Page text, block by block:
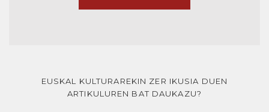
EUSKAL KULTURAREKIN ZER IKUSIA DUEN
ARTIKULUREN BAT DAUKAZU?